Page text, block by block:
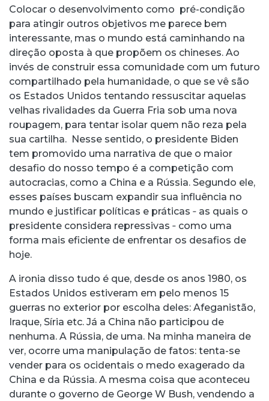
Colocar o desenvolvimento como pré-condição
para atingir outros objetivos me parece bem
interessante, mas o mundo está caminhando na
direção oposta à que propõem os chineses. Ao
invés de construir essa comunidade com um futuro
compartilhado pela humanidade, o que se vê são
os Estados Unidos tentando ressuscitar aquelas
velhas rivalidades da Guerra Fria sob uma nova
roupagem, para tentar isolar quem não reza pela
sua cartilha. Nesse sentido, o presidente Biden
tem promovido uma narrativa de que o maior
desafio do nosso tempo é a competição com
autocracias, como a China e a Rússia. Segundo ele,
esses países buscam expandir sua influência no
mundo e justificar políticas e práticas ‑ as quais o
presidente considera repressivas ‑ como uma
forma mais eficiente de enfrentar os desafios de
hoje.
A ironia disso tudo é que, desde os anos 1980, os
Estados Unidos estiveram em pelo menos 15
guerras no exterior por escolha deles: Afeganistão,
Iraque, Síria etc. Já a China não participou de
nenhuma. A Rússia, de uma. Na minha maneira de
ver, ocorre uma manipulação de fatos: tenta-se
vender para os ocidentais o medo exagerado da
China e da Rússia. A mesma coisa que aconteceu
durante o governo de George W Bush, vendendo a